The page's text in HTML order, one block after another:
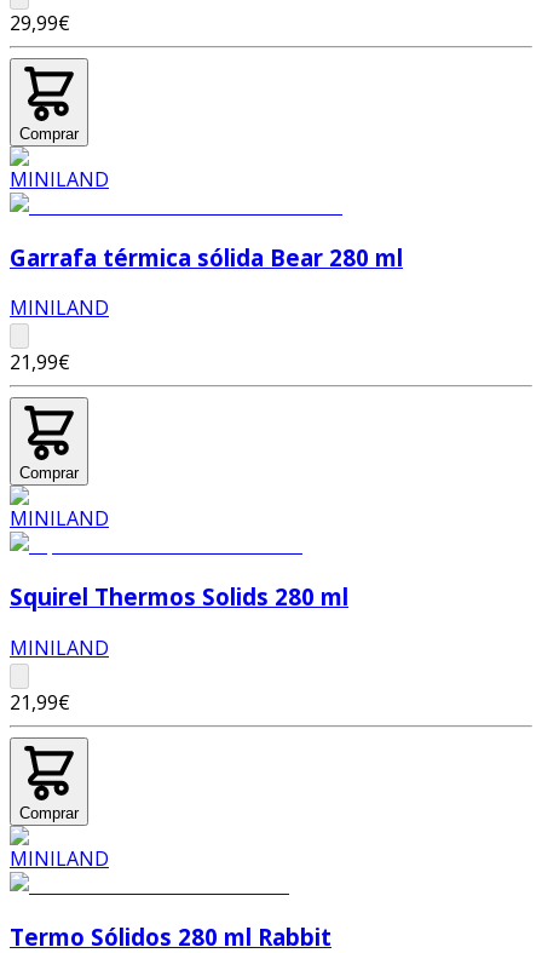
29,99€
Comprar
Garrafa térmica sólida Bear 280 ml
MINILAND
21,99€
Comprar
Squirel Thermos Solids 280 ml
MINILAND
21,99€
Comprar
Termo Sólidos 280 ml Rabbit